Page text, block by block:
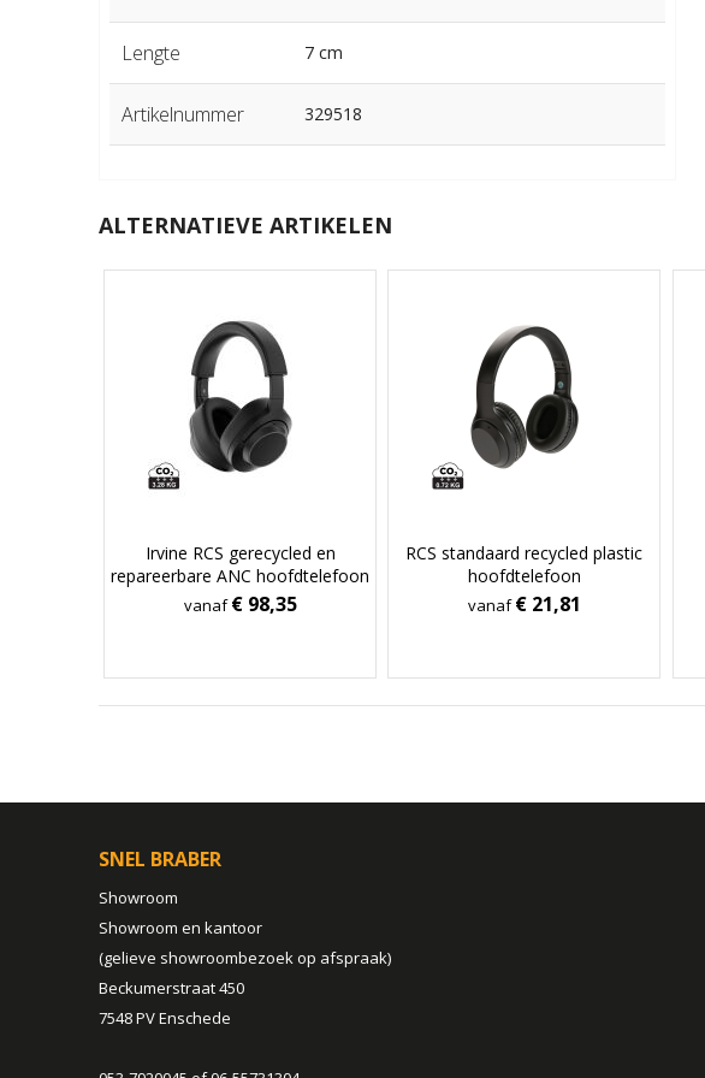
Lengte 7 cm
Artikelnummer 329518
ALTERNATIEVE ARTIKELEN
Irvine RCS gerecycled en
repareerbare ANC hoofdtelefoon
vanaf€ 98,35
RCS standaard recycled plastic
hoofdtelefoon
vanaf€ 21,81
SNEL BRABER
Showroom
Showroom en kantoor
(gelieve showroombezoek op afspraak)
Beckumerstraat 450
7548 PV Enschede